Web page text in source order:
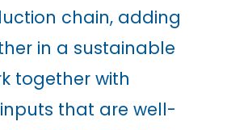
chain, adding
in a sustainable
together with
that are well-